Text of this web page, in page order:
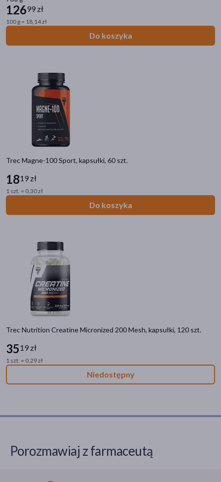
12699 zł
100 g = 18,14 zł
Do koszyka
Trec Magne-100 Sport, kapsułki, 60 szt.
1819 zł
1 szt. = 0,30 zł
Do koszyka
Trec Nutrition Creatine Micronized 200 Mesh, kapsułki, 120 szt.
3519 zł
1 szt. = 0,29 zł
Niedostępny
soja
Zalecenia żywieniowe
Porozmawiaj z farmaceutą